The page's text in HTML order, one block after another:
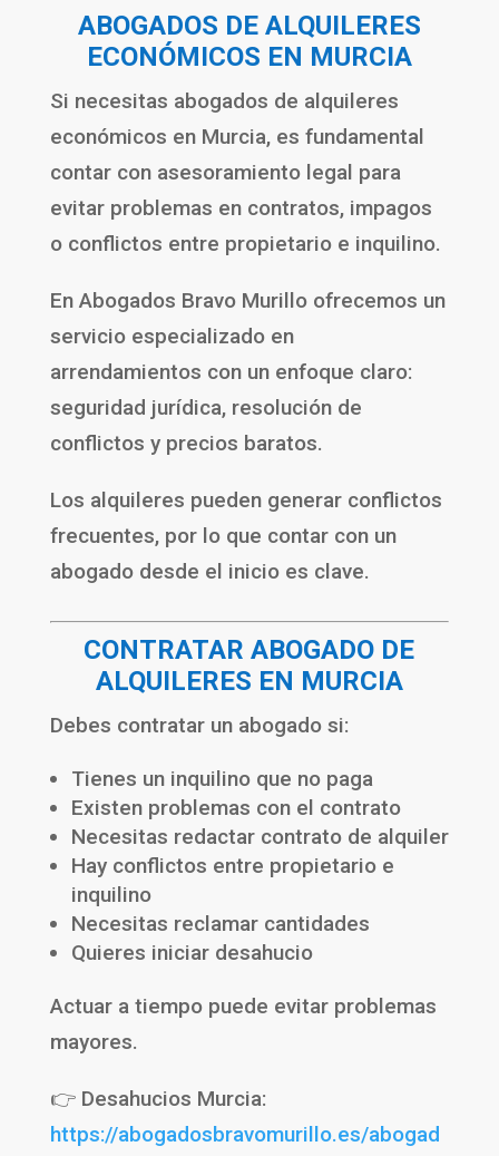
ABOGADOS DE ALQUILERES
ECONÓMICOS EN MURCIA
Si necesitas abogados de alquileres
económicos en Murcia, es fundamental
contar con asesoramiento legal para
evitar problemas en contratos, impagos
o conflictos entre propietario e inquilino.
En Abogados Bravo Murillo ofrecemos un
servicio especializado en
arrendamientos con un enfoque claro:
seguridad jurídica, resolución de
conflictos y precios baratos.
Los alquileres pueden generar conflictos
frecuentes, por lo que contar con un
abogado desde el inicio es clave.
CONTRATAR ABOGADO DE
ALQUILERES EN MURCIA
Debes contratar un abogado si:
Tienes un inquilino que no paga
Existen problemas con el contrato
Necesitas redactar contrato de alquiler
Hay conflictos entre propietario e
inquilino
Necesitas reclamar cantidades
Quieres iniciar desahucio
Actuar a tiempo puede evitar problemas
mayores.
👉 Desahucios Murcia:
https://abogadosbravomurillo.es/abogad